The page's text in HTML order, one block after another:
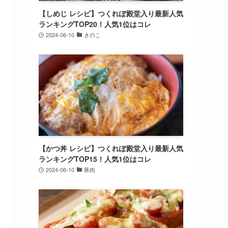
【しめじ レシピ】つくれぽ殿堂入り最新人気
ランキングTOP20！人気1位はコレ
2024-06-10 きのこ
【かつ丼 レシピ】つくれぽ殿堂入り最新人気
ランキングTOP15！人気1位はコレ
2024-06-10 豚肉